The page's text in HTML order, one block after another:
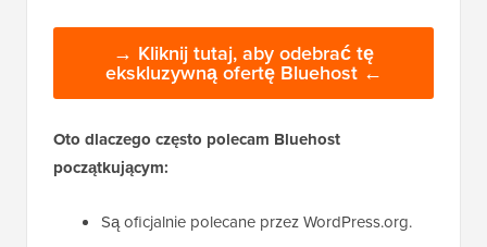
→ Kliknij tutaj, aby odebrać tę
ekskluzywną ofertę Bluehost ←
Oto dlaczego często polecam Bluehost
początkującym:
Są oficjalnie polecane przez WordPress.org.